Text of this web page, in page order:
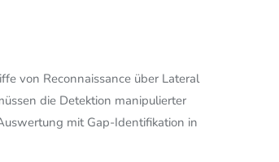
von Reconnaissance über Lateral
die Detektion manipulierter
mit Gap-Identifikation in